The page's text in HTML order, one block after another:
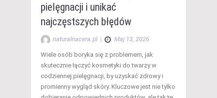
pielęgnacji i unikać
najczęstszych błędów
naturalnacera.pl | Maj 13, 2026
Wiele osób boryka się z problemem, jak
skutecznie łączyć kosmetyki do twarzy w
codziennej pielęgnacji, by uzyskać zdrowy i
promienny wygląd skóry. Kluczowe jest nie tylko